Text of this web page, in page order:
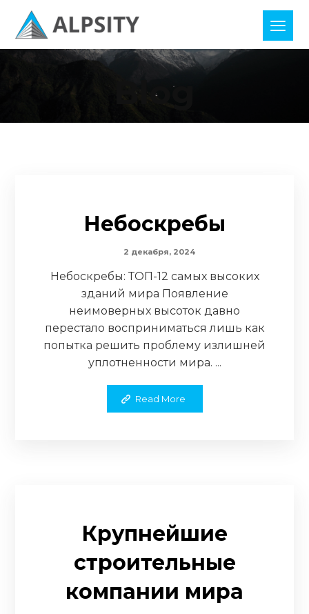
Blog
Небоскребы
2 декабря, 2024
Небоскребы: ТОП-12 самых высоких
зданий мира Появление
неимоверных высоток давно
перестало восприниматься лишь как
попытка решить проблему излишней
уплотненности мира. ...
Read More
Крупнейшие
строительные
компании мира